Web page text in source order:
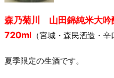
森乃菊川 山田錦純米大
720ml （宮城・森民酒造・辛
夏季限定の生酒です。